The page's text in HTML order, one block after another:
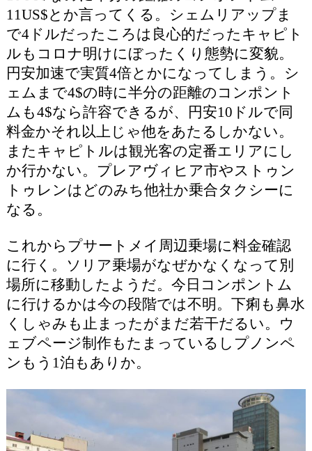
11US$とか言ってくる。シェムリアップま
で4ドルだったころは良心的だったキャピト
ルもコロナ明けにぼったくり態勢に変貌。
円安加速で実質4倍とかになってしまう。シ
ェムまで4$の時に半分の距離のコンポント
ムも4$なら許容できるが、円安10ドルで同
料金かそれ以上じゃ他をあたるしかない。
またキャピトルは観光客の定番エリアにし
か行かない。プレアヴィヒア市やストゥン
トゥレンはどのみち他社か乗合タクシーに
なる。
これからプサートメイ周辺乗場に料金確認
に行く。ソリア乗場がなぜかなくなって別
場所に移動したようだ。今日コンポントム
に行けるかは今の段階では不明。下痢も鼻水
くしゃみも止まったがまだ若干だるい。ウ
ェブページ制作もたまっているしプノンペ
ンもう1泊もありか。